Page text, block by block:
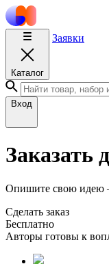
Каталог
Заявки
Вход
Заказать
Опишите свою идею
Сделать заказ
Бесплатно
Авторы готовы к